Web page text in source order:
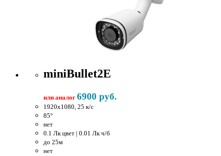
miniBullet2E
или аналог 6900 руб.
1920x1080, 25 к/c
85°
нет
0.1 Лк цвет | 0.01 Лк ч/б
до 25м
нет